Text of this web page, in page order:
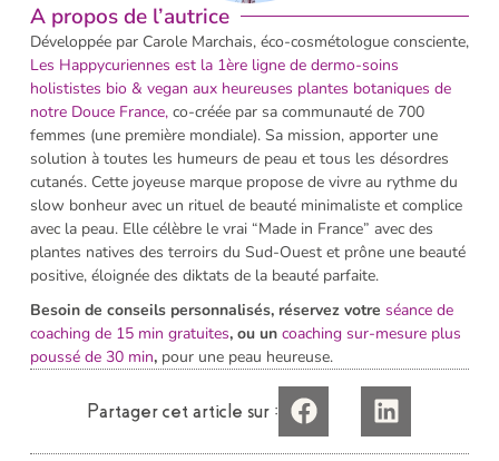
A propos de l’autrice
Développée par Carole Marchais, éco-cosmétologue consciente,
Les Happycuriennes est la 1ère ligne de dermo-soins
holististes bio & vegan aux heureuses plantes botaniques de
notre Douce France,co-créée par sa communauté de 700
femmes (une première mondiale). Sa mission, apporter une
solution à toutes les humeurs de peau et tous les désordres
cutanés. Cette joyeuse marque propose de vivre au rythme du
slow bonheur avec un rituel de beauté minimaliste et complice
avec la peau. Elle célèbre le vrai “Made in France” avec des
plantes natives des terroirs du Sud-Ouest et prône une beauté
positive, éloignée des diktats de la beauté parfaite.
Besoin de conseils personnalisés, réservez votre séance de
coaching de 15 min gratuites, ou un coaching sur-mesure plus
poussé de 30 min, pour une peau heureuse.
Partager cet article sur :